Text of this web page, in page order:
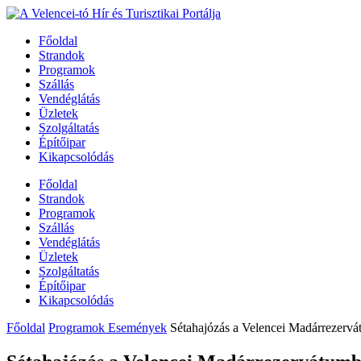
Főoldal
Strandok
Programok
Szállás
Vendéglátás
Üzletek
Szolgáltatás
Építőipar
Kikapcsolódás
Főoldal
Strandok
Programok
Szállás
Vendéglátás
Üzletek
Szolgáltatás
Építőipar
Kikapcsolódás
Főoldal Programok Események Sétahajózás a Velencei